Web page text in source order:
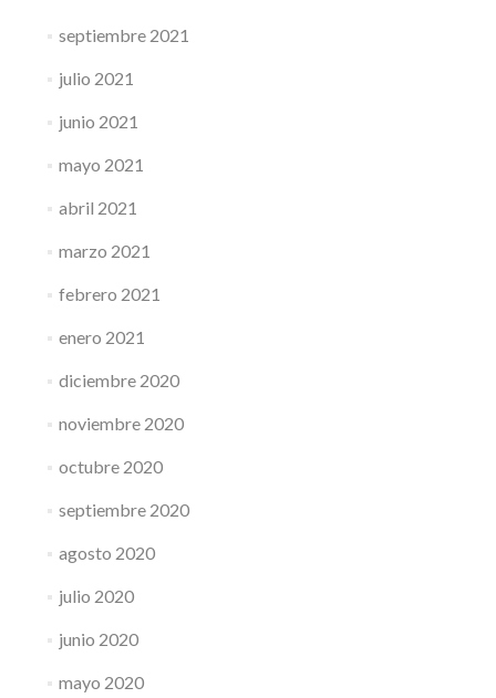
septiembre 2021
julio 2021
junio 2021
mayo 2021
abril 2021
marzo 2021
febrero 2021
enero 2021
diciembre 2020
noviembre 2020
octubre 2020
septiembre 2020
agosto 2020
julio 2020
junio 2020
mayo 2020